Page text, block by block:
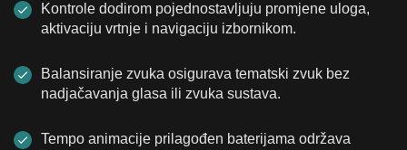
Kontrole dodirom pojednostavljuju promjene uloga,
aktivaciju vrtnje i navigaciju izbornikom.
Balansiranje zvuka osigurava tematski zvuk bez
nadjačavanja glasa ili zvuka sustava.
Tempo animacije prilagođen baterijama održava